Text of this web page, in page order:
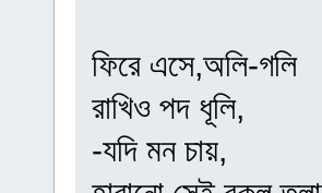
ফিরে এসে,অলি-গলি
রাখিও পদ ধূলি,
-যদি মন চায়,